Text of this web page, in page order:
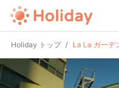
Holiday トップ La La ガーデ